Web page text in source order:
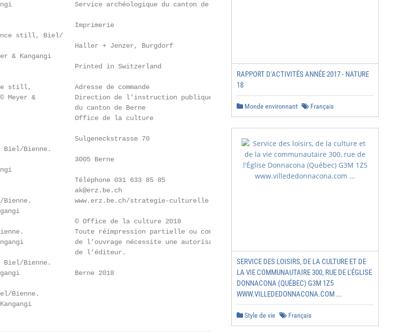
Service archéologique du canton de Berne
Imprimerie
still, Biel/
Haller + Jenzer, Burgdorf
& Kangangi
Printed in Switzerland
still,           Adresse de commande
Meyer &          Direction de l’instruction publique
du canton de Berne
Office de la culture
Sulgeneckstrasse 70
Biel/Bienne.
3005 Berne
Téléphone 031 633 85 85
ak@erz.be.ch
www.erz.be.ch/strategie-culturelle
© Office de la culture 2018
Toute réimpression partielle ou complète
de l’ouvrage nécessite une autorisation préalable
de l’éditeur.
Biel/Bienne.
Berne 2018
Bienne.
RAPPORT D'ACTIVITÉS ANNÉE 2017 - NATURE
18
Monde environnant Français
SERVICE DES LOISIRS, DE LA CULTURE ET DE
LA VIE COMMUNAUTAIRE 300, RUE DE L'ÉGLISE
DONNACONA (QUÉBEC) G3M 1Z5
WWW.VILLEDEDONNACONA.COM ...
Style de vie Français